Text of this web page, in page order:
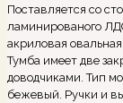
Поставляется со
ламинированого
акриловая
Тумба имеет две
доводчиками. Тип
бежевый. Ручки и